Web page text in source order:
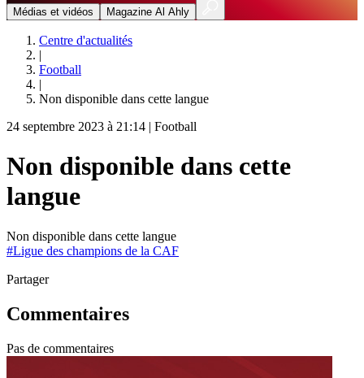
Médias et vidéos
Magazine Al Ahly
Centre d'actualités
|
Football
|
Non disponible dans cette langue
24 septembre 2023 à 21:14 | Football
Non disponible dans cette
langue
Non disponible dans cette langue
#Ligue des champions de la CAF
Partager
Commentaires
Pas de commentaires